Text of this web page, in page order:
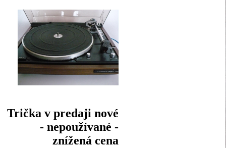
Trička v predaji nové
- nepoužívané -
znížená cena